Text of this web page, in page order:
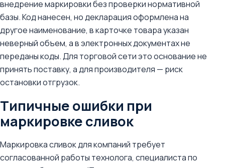
внедрение маркировки без проверки нормативной
базы. Код нанесен, но декларация оформлена на
другое наименование, в карточке товара указан
неверный объем, а в электронных документах не
переданы коды. Для торговой сети это основание не
принять поставку, а для производителя — риск
остановки отгрузок.
Типичные ошибки при
маркировке сливок
Маркировка сливок для компаний требует
согласованной работы технолога, специалиста по